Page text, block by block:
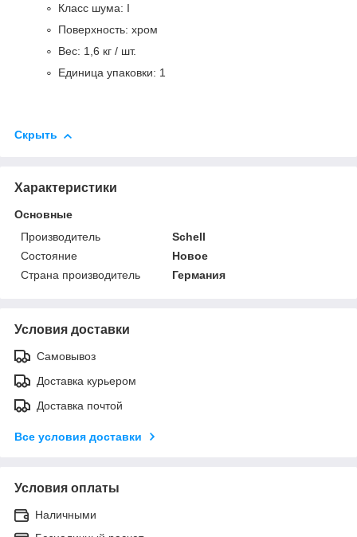
Класс шума: I
Поверхность: хром
Вес: 1,6 кг / шт.
Единица упаковки: 1
Скрыть
Характеристики
Основные
Производитель
Schell
Состояние
Новое
Страна производитель
Германия
Условия доставки
Самовывоз
Доставка курьером
Доставка почтой
Все условия доставки
Условия оплаты
Наличными